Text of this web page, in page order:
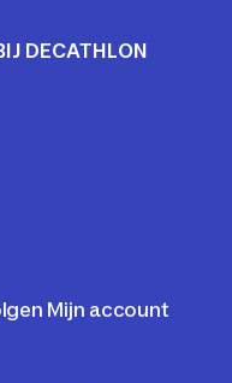
DECATHLON
Mijn account